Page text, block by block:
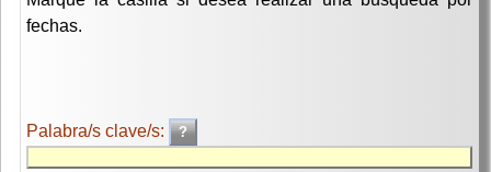
fechas.
Palabra/s clave/s: